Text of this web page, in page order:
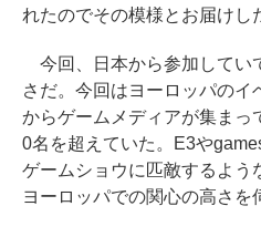
れたのでその模様とお届けし
今回、日本から参加してい
さだ。今回はヨーロッパのイ
からゲームメディアが集まっ
0名を超えていた。E3や
ゲームショウに匹敵するよう
ヨーロッパでの関心の高さを